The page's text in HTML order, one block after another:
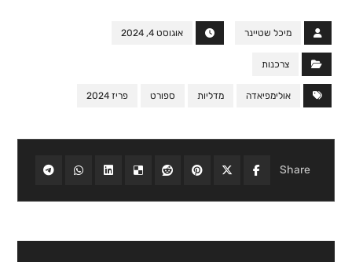
מיכל שטיינר אוגוסט 4, 2024
צרכנות
אולימפיאדה מדליות ספורט פריז 2024